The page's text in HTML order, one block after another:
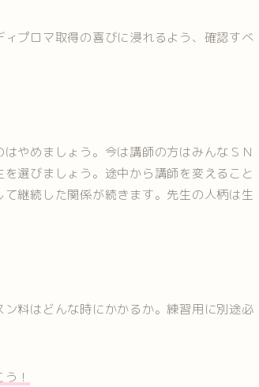
プロマ取得の喜びに浸れるよう、確認すべ
やめましょう。今は講師の方はみんなＳＮ
選びましょう。途中から講師を変えること
継続した関係が続きます。先生の人柄は生
料はどんな時にかかるか。練習用に別途必
！